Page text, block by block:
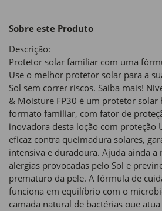
Sobre este Produto
Descrição:
Protetor solar familiar com uma
Use o melhor protetor solar para a
Sol sem correr riscos. Saiba mais!
& Moisture FP30 é um protetor solar
formato familiar, com fator de
inovadora desta loção com proteção
eficaz contra queimadura solares,
intensiva e duradoura. Ajuda ainda a
alergias provocadas pelo Sol e
prematuro da pele. A fórmula de
funciona em equilíbrio com o
camada natural de bactérias que